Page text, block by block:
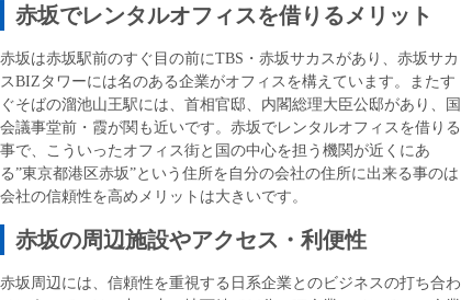
赤坂でレンタルオフィスを借りるメリット
赤坂は赤坂駅前のすぐ目の前にTBS・赤坂サカスがあり、赤坂サカ
スBIZタワーには名のある企業がオフィスを構えています。またす
ぐそばの溜池山王駅には、首相官邸、内閣総理大臣公邸があり、国
会議事堂前・霞が関も近いです。赤坂でレンタルオフィスを借りる
事で、こういったオフィス街と国の中心を担う機関が近くにあ
る”東京都港区赤坂”という住所を自分の会社の住所に出来る事のは
会社の信頼性を高めメリットは大きいです。
赤坂の周辺施設やアクセス・利便性
赤坂周辺には、信頼性を重視する日系企業とのビジネスの打ち合わ